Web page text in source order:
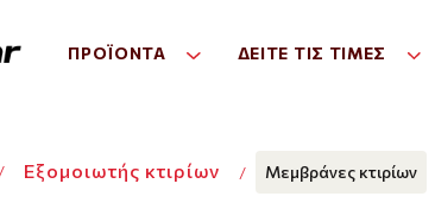
ΠΡΟΪΌΝΤΑ ΔΕΙΤΕ ΤΙΣ ΤΙΜΕΣ
Εξομοιωτής κτιρίων Μεμβράνες κτιρίων